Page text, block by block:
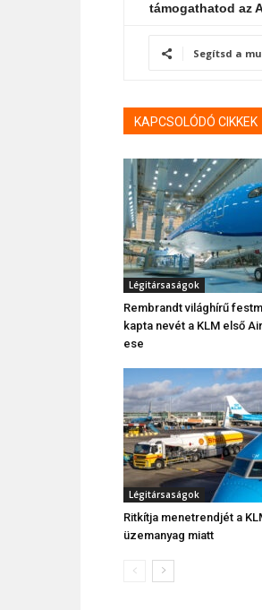
támogathatod az
Segítsd a
KAPCSOLÓDÓ CIKKEK
Légitársaságok
Rembrandt világhírű
kapta nevét a KLM első
ese
Légitársaságok
Ritkítja menetrendjét a
üzemanyag miatt